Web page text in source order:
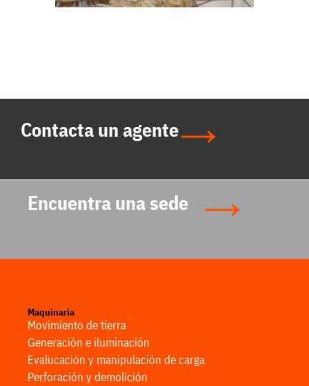
Contacta un agente
Encuentra una sede
Maquinaria
Movimiento de tierra
Generación e iluminación
Evalucación y manipulación de carga
Perforación y demolición